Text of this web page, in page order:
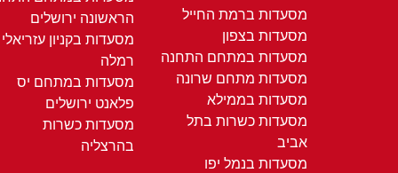
מסעדות ברמת החייל
מסעדות בצפון
מסעדות במתחם התחנה
מסעדות מתחם שרונה
מסעדות בממילא
מסעדות כשרות בתל
אביב
מסעדות בנמל יפו
הראשונה ירושלים
מסעדות בקניון עזריאלי
רמלה
מסעדות במתחם יס
פלאנט ירושלים
מסעדות כשרות
בהרצליה